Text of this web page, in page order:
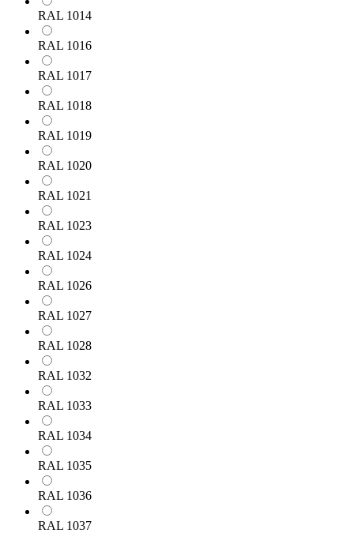
RAL 1014
RAL 1016
RAL 1017
RAL 1018
RAL 1019
RAL 1020
RAL 1021
RAL 1023
RAL 1024
RAL 1026
RAL 1027
RAL 1028
RAL 1032
RAL 1033
RAL 1034
RAL 1035
RAL 1036
RAL 1037